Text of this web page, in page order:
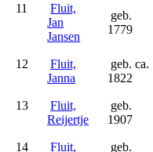
11
Fluit,
Jan
Jansen
geb.
1779
12
Fluit,
Janna
geb. ca.
1822
13
Fluit,
Reijertje
geb.
1907
14
Fluit,
geb.